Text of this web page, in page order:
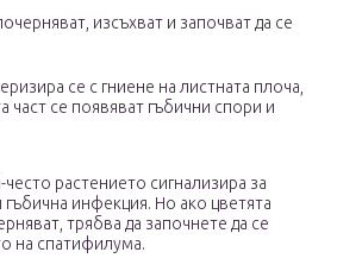
изсъхват и започват да се
се с гниене на листната плоча,
част се появяват гъбични спори и
растението сигнализира за
инфекция. Но ако цветята
трябва да започнете да се
на спатифилума.